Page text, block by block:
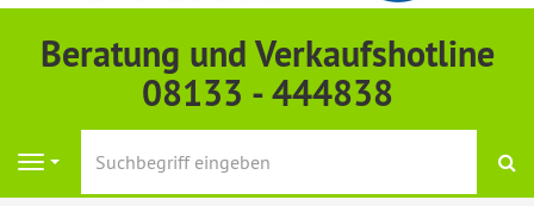
Beratung und Verkaufshotline
08133 - 444838
Navigation